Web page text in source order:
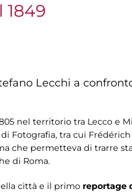
Lecchi a
nel territorio tra Lecco e
Fotografia, tra cui
che permetteva di trarre
di Roma.
città e il primo reportage